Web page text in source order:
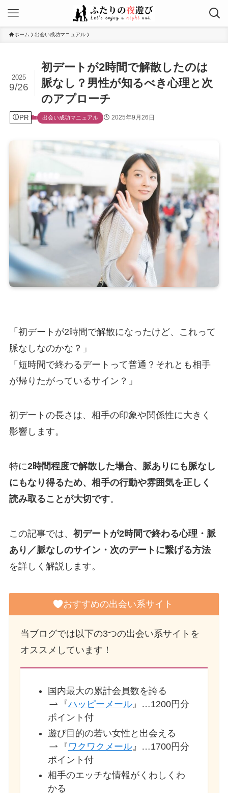
ホーム 出会い成功マニュアル
初デートが2時間で解散したのは
脈なし？男性が知るべき心理と次
のアプローチ
2025
9/26
PR 出会い成功マニュアル 2025年9月26日
「初デートが2時間で解散になったけど、これって
脈なしなのかな？」
「短時間で終わるデートって普通？それとも相手
が帰りたがっているサイン？」
初デートの長さは、相手の印象や関係性に大きく
影響します。
特に2時間程度で解散した場合、脈ありにも脈なし
にもなり得るため、相手の行動や雰囲気を正しく
読み取ることが大切です。
この記事では、 初デートが2時間で終わる心理・脈
あり／脈なしのサイン・次のデートに繋げる方法
を詳しく解説します。
おすすめの出会い系サイト
当ブログでは以下の3つの出会い系サイトを
オススメしています！
国内最大の累計会員数を誇る
『ハッピーメール』…1200円分
ポイント付
遊び目的の若い女性と出会える
『 ワクワクメール』…1700円分
ポイント付
相手のエッチな情報がくわしくわ
かる